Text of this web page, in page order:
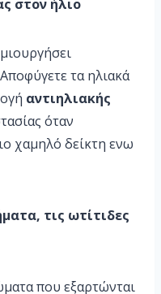
στον ήλιο
τα ηλιακά
αντιηλιακής
όταν
χαμηλό δείκτη ενω
τις ωτίτιδες
που εξαρτώνται